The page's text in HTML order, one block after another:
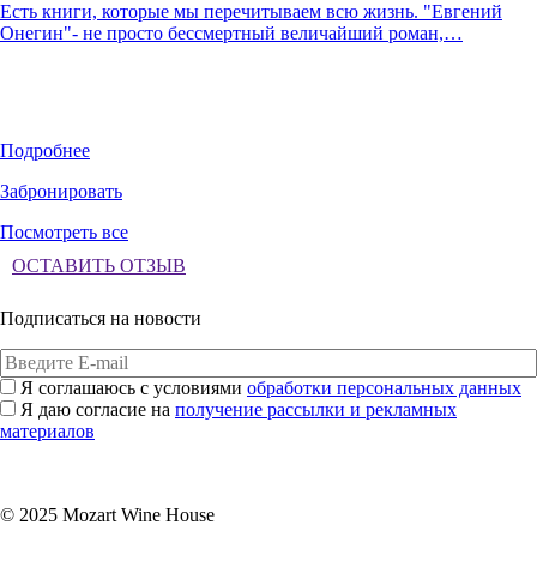
Есть книги, которые мы перечитываем всю жизнь. "Евгений
Онегин"- не просто бессмертный величайший роман,…
Подробнее
Забронировать
Посмотреть все
ОСТАВИТЬ ОТЗЫВ
Подписаться на новости
Я соглашаюсь с условиями обработки персональных данных
Я даю согласие на получение рассылки и рекламных
материалов
© 2025 Mozart Wine House